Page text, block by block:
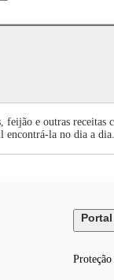
feijão e outras
la no dia a